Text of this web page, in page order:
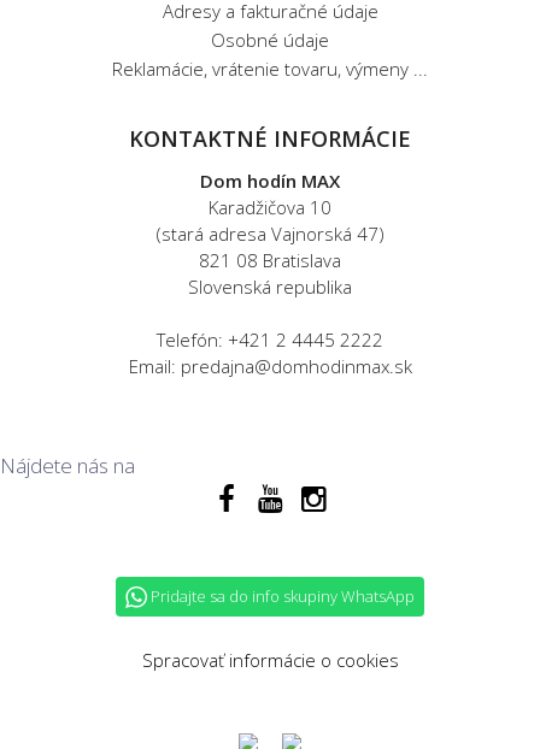
Adresy a fakturačné údaje
Osobné údaje
Reklamácie, vrátenie tovaru, výmeny ...
KONTAKTNÉ INFORMÁCIE
Dom hodín MAX
Karadžičova 10
(stará adresa Vajnorská 47)
821 08 Bratislava
Slovenská republika
Telefón: +421 2 4445 2222
Email: predajna@domhodinmax.sk
Nájdete nás na
Pridajte sa do info skupiny WhatsApp
Spracovať informácie o cookies